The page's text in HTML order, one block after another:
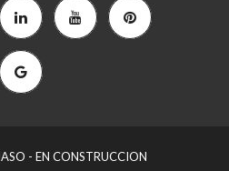
- EN CONSTRUCCION